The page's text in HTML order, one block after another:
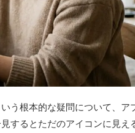
う根本的な疑問について、ア
するとただのアイコンに見え